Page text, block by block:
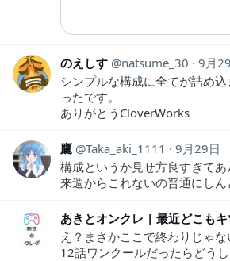
のえしす natsume_30
9月
シンプルな構成に全てが詰め
ったです。
ありがとうCloverWorks
鷹 Taka_aki_1111
9月29日
構成というか見せ方良すぎて
来週からこれないの普通にし
え？まさかここで終わりじゃな
12話ワンクールだったらどうし